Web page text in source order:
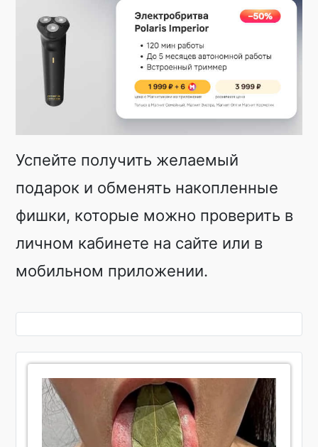
Успейте получить желаемый
подарок и обменять накопленные
фишки, которые можно проверить в
личном кабинете на сайте или в
мобильном приложении.